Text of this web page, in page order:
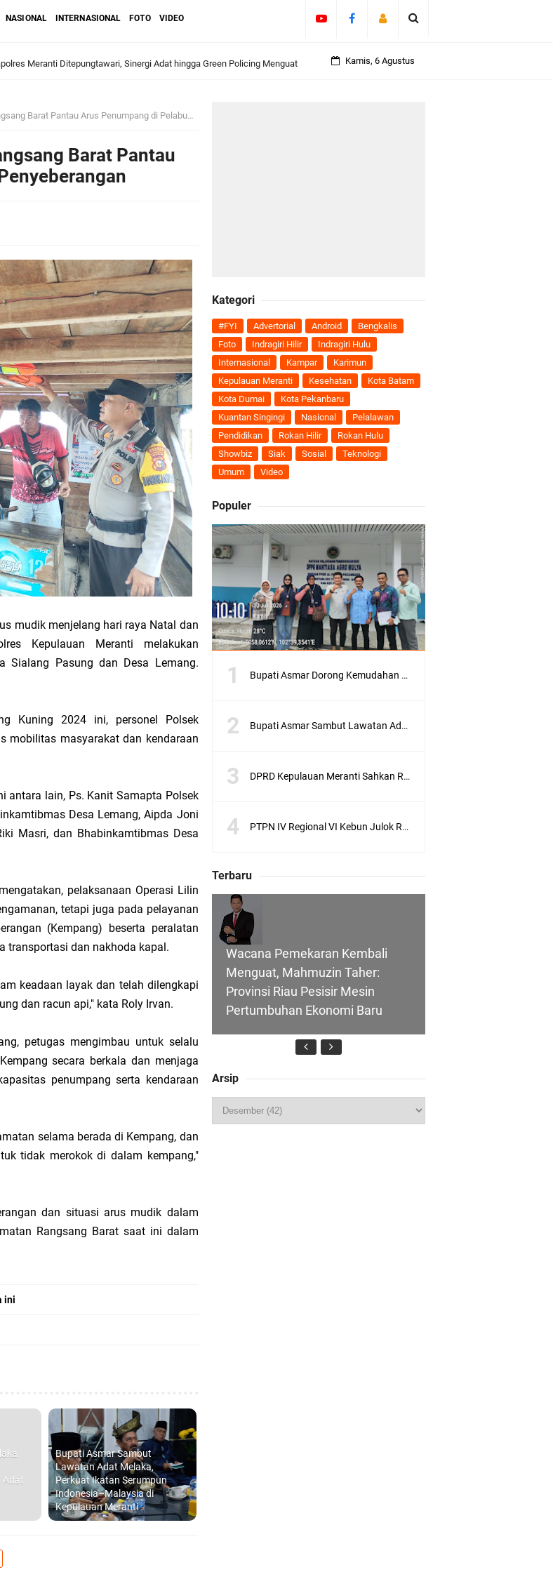
NASIONAL INTERNASIONAL FOTO VIDEO
Meranti Ditepungtawari, Sinergi Adat hingga Green Policing Menguat
Pertanggungjawaban APBD 2025, Pemkab Siap Tindaklanjuti 11
Utara Serahkan Bantuan Mesin Genset untuk Dayah Darul Fata
dan PLN Harus Berdampak Nyata bagi Masyarakat Meranti
Mahmuzin Taher: Provinsi Riau Pesisir Mesin Pertumbuhan Ekonomi
Perkuat Sinergi, Pastikan Layanan Listrik Kepulauan Meranti Semakin Andal
Kembali Merombak 3 Pejabat Eselon III. A Serta III. B
Sinergi Tingkatkan Kualitas SDM Daerah
Kapolda Riau: Bangun Kepercayaan Publik dengan Karya Nyata
2026–2029 Resmi Dilantik
Batas Wilayah Kepulauan Meranti, Kemendagri Beri Arahan Pengusulan
Hijau Beri Penghargaan kepada Kapolda Riau
BNPP RI Kawal Pembangunan Kawasan Perbatasan Meranti
Penipuan Terpa Bidang Saspras Disdik Kepulauan Meranti
S.H. Sampaikan Tahniah Hari Jadi ke-14 Kecamatan Tasik Putri Puyu
Wamen Viva Yoga: Kampus Berkontribusi Memajukan Kawasan
Titip Tiga Pesan untuk Seluruh Personel
Nasional, Usulkan Ruas Strategis dan Jembatan Penghubung ke
MPR RI, Dorong Kemandirian Fiskal Daerah Melalui Skema
Kamis, 6 Agustus
Pantau Arus Penumpang di Pelabuhan Penyeberangan
Barat Pantau
mudik menjelang hari raya Natal dan
Kepulauan Meranti melakukan
Sialang Pasung dan Desa Lemang.
Kuning 2024 ini, personel Polsek
mobilitas masyarakat dan kendaraan
antara lain, Ps. Kanit Samapta Polsek
Desa Lemang, Aipda Joni
Masri, dan Bhabinkamtibmas Desa
pelaksanaan Operasi Lilin
tetapi juga pada pelayanan
(Kempang) beserta peralatan
transportasi dan nakhoda kapal.
keadaan layak dan telah dilengkapi
dan racun api," kata Roly Irvan.
petugas mengimbau untuk selalu
secara berkala dan menjaga
penumpang serta kendaraan
selama berada di Kempang, dan
tidak merokok di dalam kempang,"
dan situasi arus mudik dalam
Rangsang Barat saat ini dalam
ini
Adat
Bupati Asmar Sambut
Lawatan Adat Melaka,
Perkuat Ikatan Serumpun
Indonesia–Malaysia di
Kepulauan Meranti
Kategori
#FYI Advertorial Android
Bengkalis
Foto
Indragiri Hilir
Indragiri Hulu
Internasional
Kampar
Karimun
Kepulauan Meranti
Kesehatan
Kota Batam
Kota Dumai
Kota Pekanbaru
Kuantan Singingi
Nasional
Pelalawan
Pendidikan
Rokan Hilir
Rokan Hulu
Showbiz
Siak Sosial
Teknologi
Umum
Video
Populer
Bupati Asmar Dorong Kemudahan Layanan Pensiun ASN melalui Sinergi dengan BRK Syariah
Bupati Asmar Sambut Lawatan Adat Melaka, Perkuat Ikatan Serumpun Indonesia–Malaysia di Kepulauan Meranti
DPRD Kepulauan Meranti Sahkan Ranperda Pertanggungjawaban APBD 2025, Pemkab Siap Tindaklanjuti 11 Rekomendasi Banggar
PTPN IV Regional VI Kebun Julok Rayeuk Utara Serahkan Bantuan Mesin Genset untuk Dayah Darul Fata
Terbaru
Wacana Pemekaran Kembali
Menguat, Mahmuzin Taher:
Provinsi Riau Pesisir Mesin
Pertumbuhan Ekonomi Baru
HUT IBI Ke-75, Bupati Asmar:
Arsip